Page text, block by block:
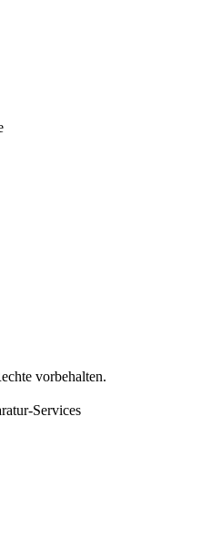
vorbehalten.
Services